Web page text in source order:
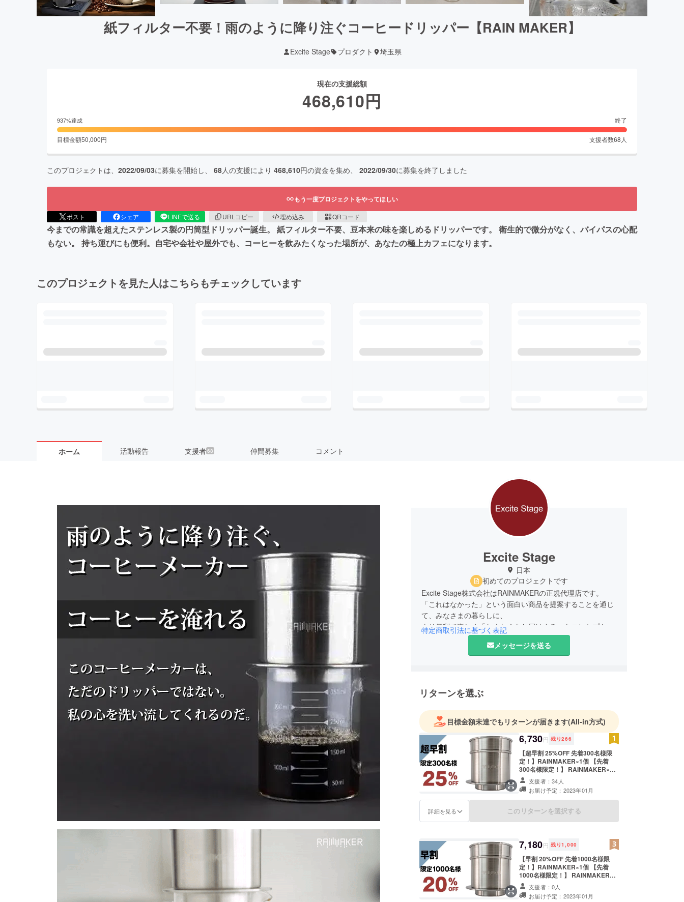
紙フィルター不要！雨のように降り注ぐコーヒードリッパー【RAIN MAKER】
Excite Stage プロダクト 埼玉県
現在の支援総額
468,610円
937%達成 終了
目標金額50,000円 支援者数68 人
このプロジェクトは、 2022/09/03に募集を開始し、 68人の支援により 468,610円の資金を集め、 2022/09/30に募集を終了しました
もう一度プロジェクトをやってほしい
ポスト シェア LINEで送る URLコピー 埋め込み QRコード
今までの常識を超えたステンレス製の円筒型ドリッパー誕生。 紙フィルター不要、豆本来の味を楽しめるドリッパーです。 衛生的で微分がなく、バイパスの心配
もない。 持ち運びにも便利。自宅や会社や屋外でも、コーヒーを飲みたくなった場所が、あなたの極上カフェになります。
このプロジェクトを見た人はこちらもチェックしています
ホーム 活動報告 支援者68 仲間募集 コメント
Excite Stage
日本
初めてのプロジェクトです
Excite Stage株式会社はRAINMAKERの正規代理店です。
「これはなかった」という面白い商品を提案することを通じ
て、みなさまの暮らしに、
より便利で楽しく「わくわくをお届けする」をコンセプトに
日々営業しています。
特定商取引法に基づく表記
メッセージを送る
リターンを選ぶ
目標金額未達でもリターンが届きます(All-in方式)
6,730円 残り266
【超早割 25%OFF 先着300名様限
定！】RAINMAKER×1個 【先着
300名様限定！】 RAINMAKER×1
個 [1個あたり、一般販売予定価格
8,980円（税・送料込）の25％OFF]
【送料について】 商品代金には、ご
自宅までの送料も含まれておりま
す。
支援者：34人
お届け予定：2023年01月
詳細を見る このリターンを選択する
7,180円 残り1,000
【早割 20%OFF 先着1000名様限
定！】RAINMAKER×1個 【先着
1000名様限定！】 RAINMAKER×1
個 [1個あたり、一般販売予定価格
8,980円（税・送料込）の20％OFF]
【送料について】 商品代金には、ご
支援者：0人
お届け予定：2023年01月